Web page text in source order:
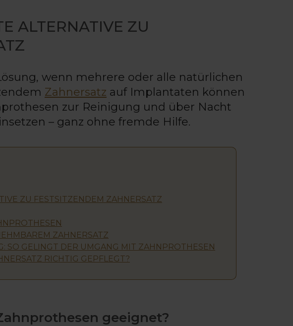
ALTERNATIVE ZU
wenn mehrere oder alle natürlichen
Zahnersatz auf Implantaten können
zur Reinigung und über Nacht
– ganz ohne fremde Hilfe.
ZU FESTSITZENDEM ZAHNERSATZ
ZAHNERSATZ
SO GELINGT DER UMGANG MIT ZAHNPROTHESEN
RICHTIG GEPFLEGT?
geeignet?